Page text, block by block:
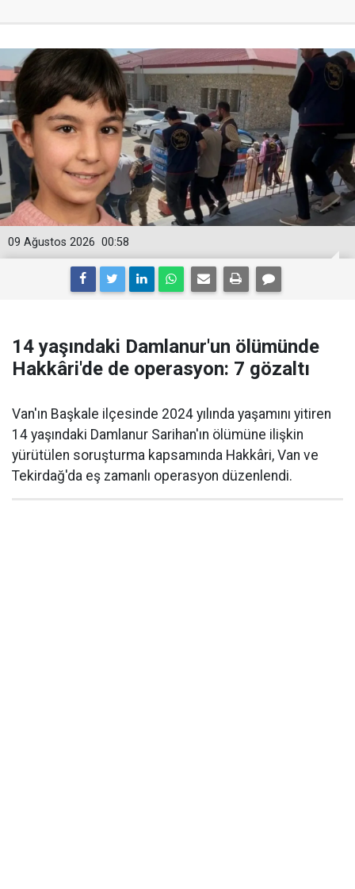
00:58
09 Ağustos 2026
14 yaşındaki Damlanur'un ölümünde
Hakkâri'de de operasyon: 7 gözaltı
Van'ın Başkale ilçesinde 2024 yılında yaşamını yitiren
14 yaşındaki Damlanur Sarihan'ın ölümüne ilişkin
yürütülen soruşturma kapsamında Hakkâri, Van ve
Tekirdağ'da eş zamanlı operasyon düzenlendi.